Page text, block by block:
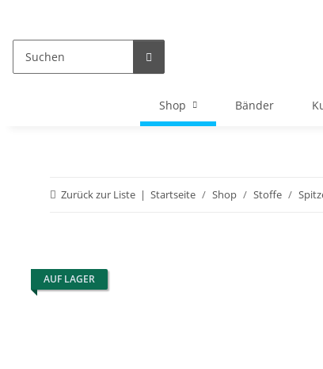
Shop Bänder
Zurück zur Liste Startseite Shop Stoffe
AUF LAGER